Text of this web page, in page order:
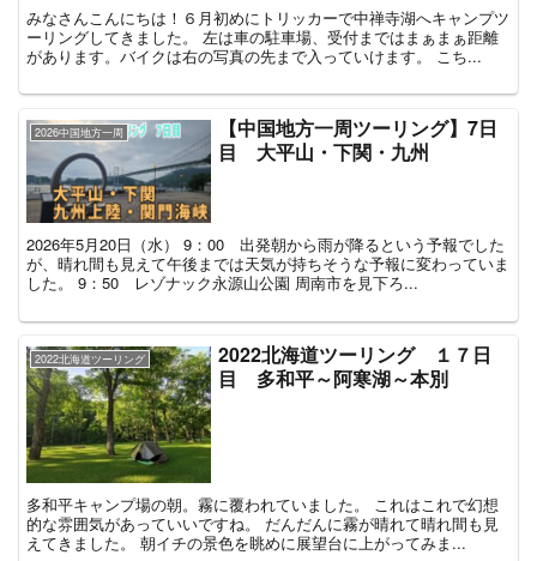
みなさんこんにちは！６月初めにトリッカーで中禅寺湖へキャンプツ
ーリングしてきました。 左は車の駐車場、受付まではまぁまぁ距離
があります。バイクは右の写真の先まで入っていけます。 こち...
2026中国地方一周
【中国地方一周ツーリング】7日
目 大平山・下関・九州
2026年5月20日（水） 9：00 出発朝から雨が降るという予報でした
が、晴れ間も見えて午後までは天気が持ちそうな予報に変わっていま
した。 9：50 レゾナック永源山公園 周南市を見下ろ...
2022北海道ツーリング
2022北海道ツーリング １７日
目 多和平～阿寒湖～本別
多和平キャンプ場の朝。霧に覆われていました。 これはこれで幻想
的な雰囲気があっていいですね。 だんだんに霧が晴れて晴れ間も見
えてきました。 朝イチの景色を眺めに展望台に上がってみま...